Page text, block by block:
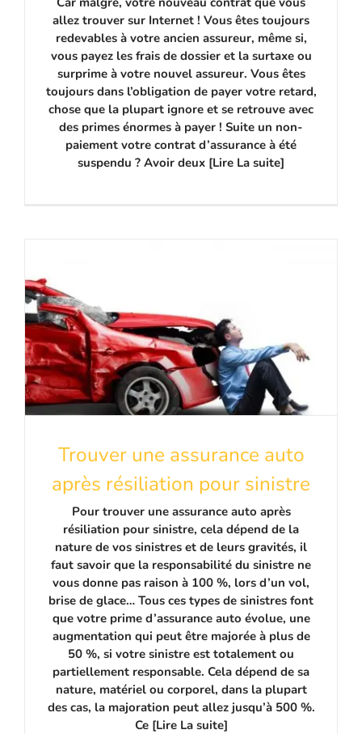
allez trouver sur Internet ! Vous êtes toujours
redevables à votre ancien assureur, même si,
vous payez les frais de dossier et la surtaxe ou
surprime à votre nouvel assureur. Vous êtes
toujours dans l’obligation de payer votre retard,
chose que la plupart ignore et se retrouve avec
des primes énormes à payer ! Suite un non-
paiement votre contrat d’assurance à été
suspendu ? Avoir deux [Lire La suite]
Trouver une assurance auto
après résiliation pour sinistre
Pour trouver une assurance auto après
résiliation pour sinistre, cela dépend de la
nature de vos sinistres et de leurs gravités, il
faut savoir que la responsabilité du sinistre ne
vous donne pas raison à 100 %, lors d’un vol,
brise de glace… Tous ces types de sinistres font
que votre prime d’assurance auto évolue, une
augmentation qui peut être majorée à plus de
50 %, si votre sinistre est totalement ou
partiellement responsable. Cela dépend de sa
nature, matériel ou corporel, dans la plupart
des cas, la majoration peut allez jusqu’à 500 %.
Ce [Lire La suite]